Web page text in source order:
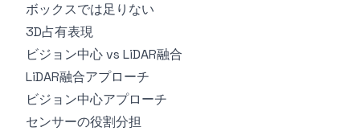
ボックスでは足りない
3D占有表現
ビジョン中心 vs LiDAR融合
LiDAR融合アプローチ
ビジョン中心アプローチ
センサーの役割分担